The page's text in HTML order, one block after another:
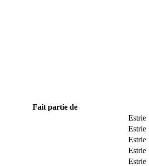
Fait partie de
Estrie
Estrie
Estrie
Estrie
Estrie